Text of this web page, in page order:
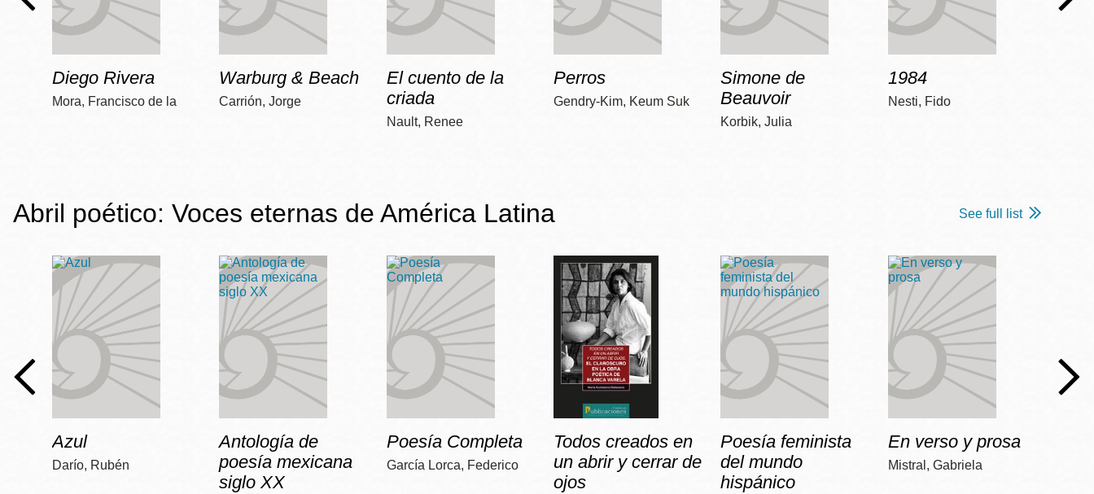
Diego Rivera
Mora, Francisco de la
Warburg & Beach
Carrión, Jorge
El cuento de la
criada
Nault, Renee
Perros
Gendry-Kim, Keum Suk
Simone de
Beauvoir
Korbik, Julia
1984
Nesti, Fido
Abril poético: Voces eternas de América Latina See full list
Azul
Darío, Rubén
Antología de
poesía mexicana
siglo XX
Poesía Completa
García Lorca, Federico
Todos creados en
un abrir y cerrar de
ojos
Poesía feminista
del mundo
hispánico
En verso y prosa
Mistral, Gabriela